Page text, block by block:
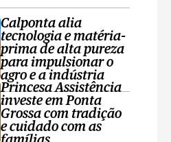
Calponta alia
tecnologia e matéria-
prima de alta pureza
para impulsionar o
agro e a indústria
Princesa Assistência
investe em Ponta
Grossa com tradição
e cuidado com as